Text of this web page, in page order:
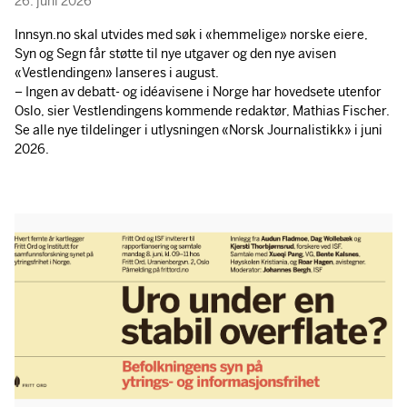
Innsyn.no skal utvides med søk i «hemmelige» norske eiere,
Syn og Segn får støtte til nye utgaver og den nye avisen
«Vestlendingen» lanseres i august.
– Ingen av debatt- og idéavisene i Norge har hovedsete utenfor
Oslo, sier Vestlendingens kommende redaktør, Mathias Fischer.
Se alle nye tildelinger i utlysningen «Norsk Journalistikk» i juni
2026.